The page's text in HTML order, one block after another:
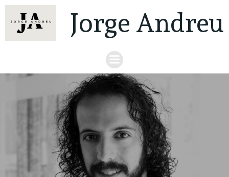
Jorge Andreu